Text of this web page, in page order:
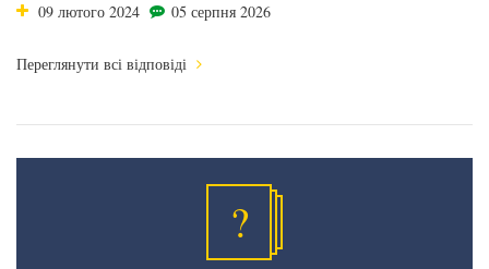
09 лютого 2024 05 серпня 2026
Переглянути всі відповіді
?